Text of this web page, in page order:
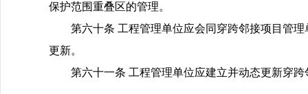
保护范围重叠区的管理。
第六十条 工程管理单位应会同穿跨邻接项目管
更新。
第六十一条 工程管理单位应建立并动态更新穿